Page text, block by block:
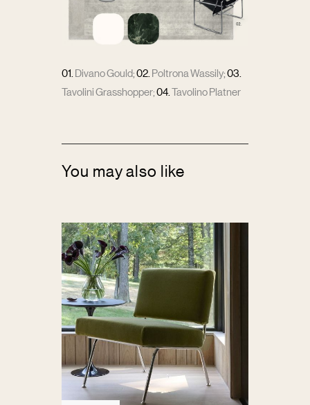
01. Divano Gould;02. Poltrona Wassily;03.
Tavolini Grasshopper;04. Tavolino Platner
You may also like